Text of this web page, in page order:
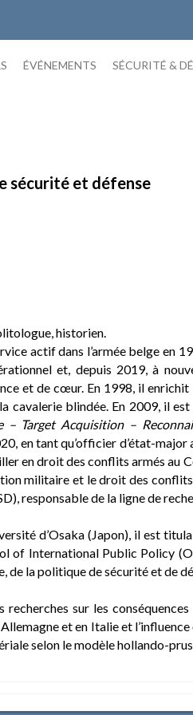
ÉVÉNEMENTS SÉCURITÉ &
sécurité et défense
historien.
actif dans l’armée belge en
et, depuis 2019, à
et de cœur. En 1998, il
cavalerie blindée. En 2009, il
– Target Acquisition –
en tant qu’officier d’état-
en droit des conflits armés au
militaire et le droit des
responsable de la ligne de
d’Osaka (Japon), il est
of International Public Policy
de la politique de sécurité et de
recherches sur les
et en Italie et
selon le modèle hollando-